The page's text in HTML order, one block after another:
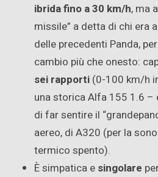
ibrida fino a 30 km/h, ma
missile” a detta di chi era
delle precedenti Panda,
cambio più che onesto:
sei rapporti (0-100 km/h
una storica Alfa 155 1.6 –
di far sentire il
aereo, di A320 (per la
termico spento).
È simpatica e singolare